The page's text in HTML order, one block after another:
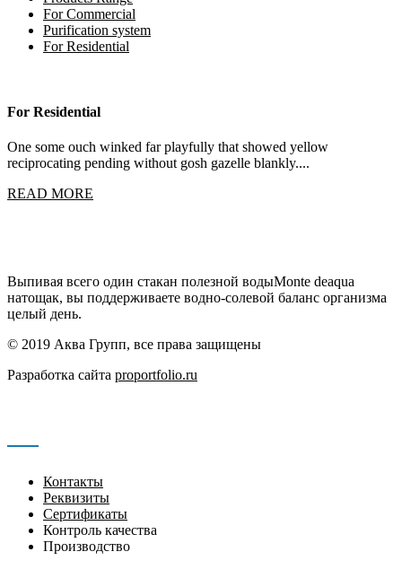
For Commercial
Purification system
For Residential
For Residential
One some ouch winked far playfully that showed yellow
reciprocating pending without gosh gazelle blankly....
READ MORE
Выпивая всего один стакан полезной водыMonte deaqua
натощак, вы поддерживаете водно-солевой баланс организма
целый день.
© 2019 Аква Групп, все права защищены
Разработка сайта proportfolio.ru
Контакты
Реквизиты
Сертификаты
Контроль качества
Производство